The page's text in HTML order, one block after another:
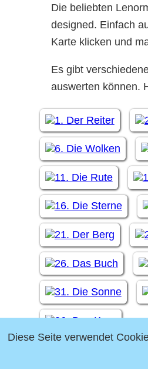
Diese Seite verwendet
Die beliebten
designed. Einfach
Karte klicken und
Es gibt
auswerten können.